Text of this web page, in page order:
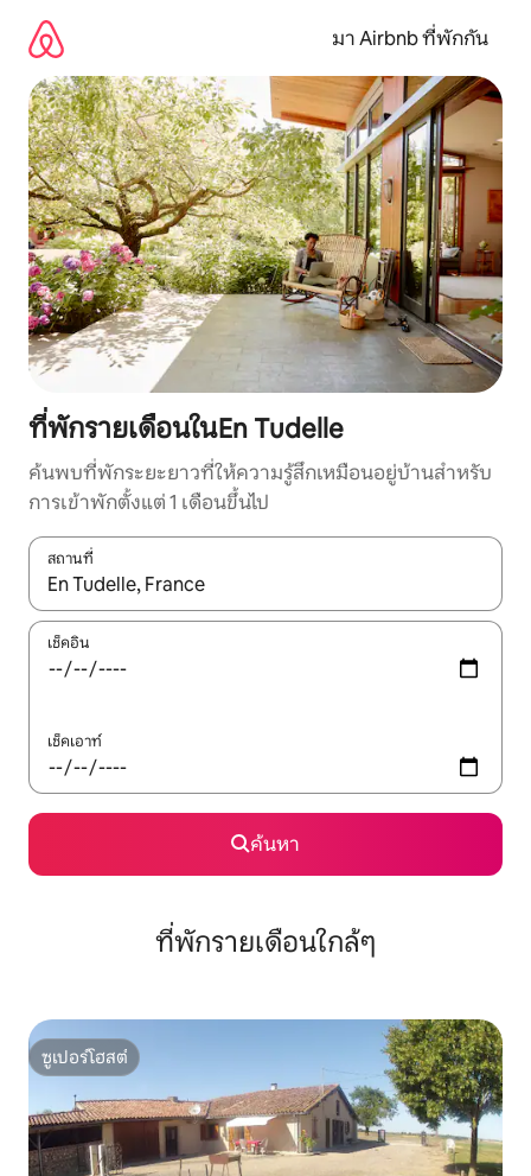
เนื้อหา
มา Airbnb ที่พักกัน
ที่พักรายเดือนในEn Tudelle
ค้นพบที่พักระยะยาวที่ให้ความรู้สึกเหมือนอยู่บ้านสำหรับ
การเข้าพักตั้งแต่ 1 เดือนขึ้นไป
สถานที่
ใช้ลูกศรขึ้นลง หรือใช้การสัมผัสหรือปัด เพื่อสำรวจผลการค้นหา
เช็คอิน
เช็คเอาท์
ค้นหา
ที่พักรายเดือนใกล้ๆ
ซูเปอร์โฮสต์
ซูเปอร์โฮสต์